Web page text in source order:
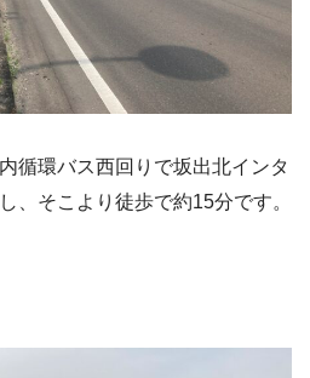
循環バス西回りで坂出北インタ
、そこより徒歩で約15分です。